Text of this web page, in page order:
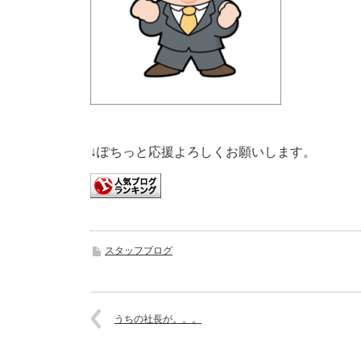
↓ぽちっと応援よろしくお願いします。
スタッフブログ
うちの社長が。。。